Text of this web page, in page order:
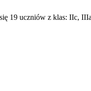
się 19 uczniów z klas: IIc,